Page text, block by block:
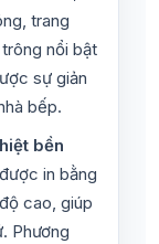
trang
nổi bật
sự giản
bếp.
bền
in bằng
cao, giúp
Phương